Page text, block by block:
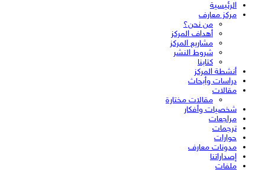
الرئيسية
مركز معارف
من نحن؟
أهداف المركز
مشاريع المركز
شروط النشر
كتابنا
أنشطة المركز
دراسات وأبحاث
مقالات
مقالات مختارة
شخصيات وأفكار
مراجعات
ترجمات
حوارات
مدونات معارف
إصداراتنا
ملفات